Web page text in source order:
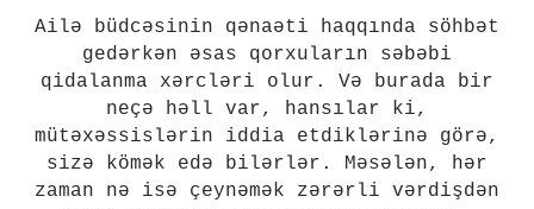
Ailə büdcəsinin qənaəti haqqında söhbət
gedərkən əsas qorxuların səbəbi
qidalanma xərcləri olur. Və burada bir
neçə həll var, hansılar ki,
mütəxəssislərin iddia etdiklərinə görə,
sizə kömək edə bilərlər. Məsələn, hər
zaman nə isə çeynəmək zərərli vərdişdən